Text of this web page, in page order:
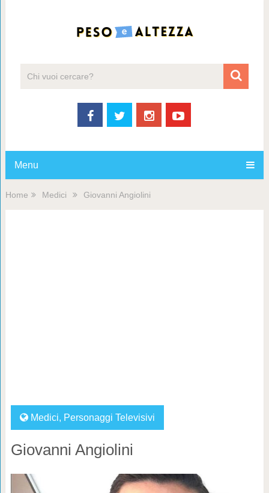
Menu
Home Medici Giovanni Angiolini
Medici, Personaggi Televisivi
Giovanni Angiolini